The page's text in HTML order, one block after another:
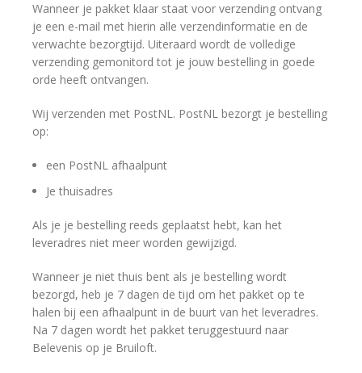
Wanneer je pakket klaar staat voor verzending ontvang
je een e-mail met hierin alle verzendinformatie en de
verwachte bezorgtijd. Uiteraard wordt de volledige
verzending gemonitord tot je jouw bestelling in goede
orde heeft ontvangen.
Wij verzenden met PostNL. PostNL bezorgt je bestelling
op:
een PostNL afhaalpunt
Je thuisadres
Als je je bestelling reeds geplaatst hebt, kan het
leveradres niet meer worden gewijzigd.
Wanneer je niet thuis bent als je bestelling wordt
bezorgd, heb je 7 dagen de tijd om het pakket op te
halen bij een afhaalpunt in de buurt van het leveradres.
Na 7 dagen wordt het pakket teruggestuurd naar
Belevenis op je Bruiloft.